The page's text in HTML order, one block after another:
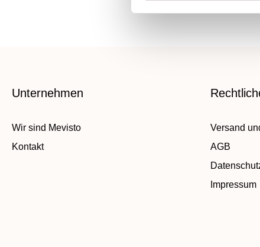
Unternehmen
Wir sind Mevisto
Kontakt
Versand
AGB
Impressum